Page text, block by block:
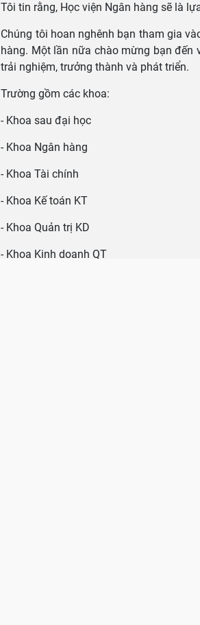
Tôi tin rằng, Học viện Ngân hàng sẽ là
Chúng tôi hoan nghênh bạn tham gia
hàng. Một lần nữa chào mừng bạn đến
trải nghiệm, trưởng thành và phát triển.
Trường gồm các khoa:
- Khoa sau đại học
- Khoa Ngân hàng
- Khoa Tài chính
- Khoa Kế toán KT
- Khoa Quản trị KD
- Khoa Kinh doanh QT